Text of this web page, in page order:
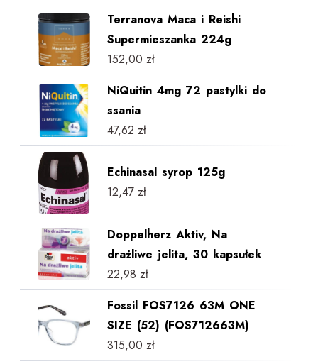
Terranova Maca i Reishi
Supermieszanka 224g
152,00 zł
NiQuitin 4mg 72 pastylki do
ssania
47,62 zł
Echinasal syrop 125g
12,47 zł
Doppelherz Aktiv, Na
drażliwe jelita, 30 kapsułek
22,98 zł
Fossil FOS7126 63M ONE
SIZE (52) (FOS712663M)
315,00 zł